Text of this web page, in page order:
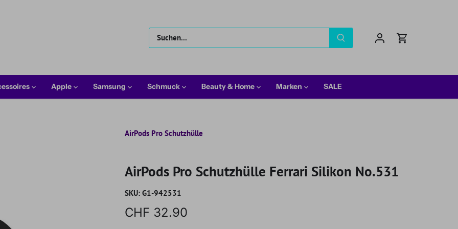
Apple Samsung Schmuck Beauty & Home Marken SALE
AirPods Pro Schutzhülle
AirPods Pro Schutzhülle Ferrari Silikon No.531
SKU: G1-942531
CHF 32.90